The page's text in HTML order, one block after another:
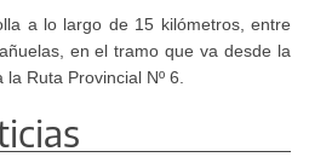
a lo largo de 15 kilómetros, entre
en el tramo que va desde la
Ruta Provincial Nº 6.